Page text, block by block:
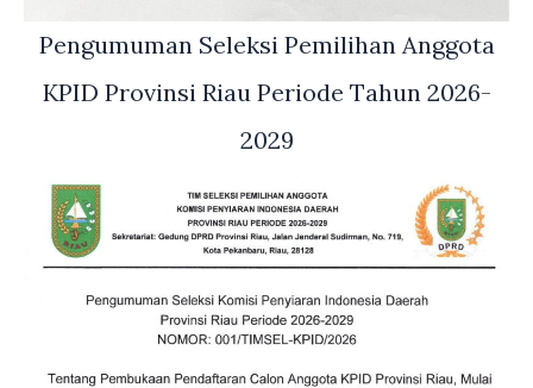
Pengumuman Seleksi Pemilihan Anggota
KPID Provinsi Riau Periode Tahun 2026-
2029